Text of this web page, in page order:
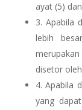
ayat (5)
3. Apabila
lebih
disetor
4.Apabila
yang